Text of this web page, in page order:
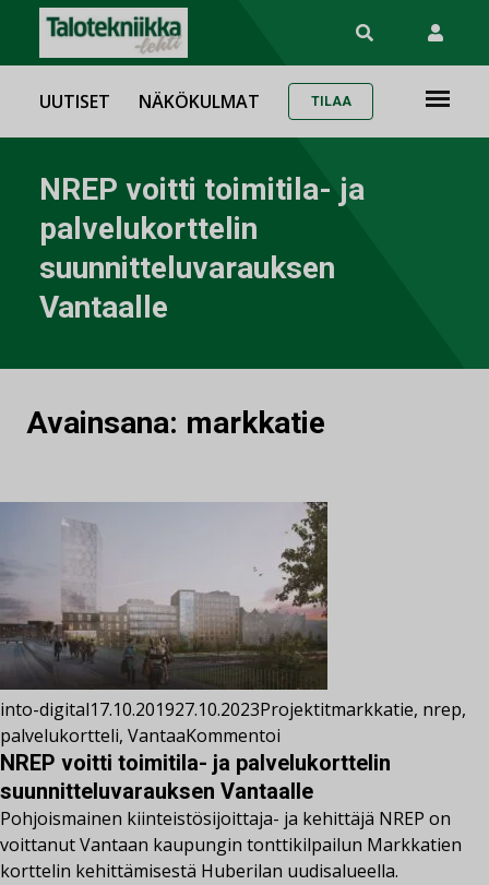
UUTISET NÄKÖKULMAT TILAA
NREP voitti toimitila- ja
palvelukorttelin
suunnitteluvarauksen
Vantaalle
Avainsana: markkatie
into-digital17.10.201927.10.2023Projektitmarkkatie, nrep,
palvelukortteli, VantaaKommentoi
NREP voitti toimitila- ja palvelukorttelin
suunnitteluvarauksen Vantaalle
Pohjoismainen kiinteistösijoittaja- ja kehittäjä NREP on
voittanut Vantaan kaupungin tonttikilpailun Markkatien
korttelin kehittämisestä Huberilan uudisalueella.